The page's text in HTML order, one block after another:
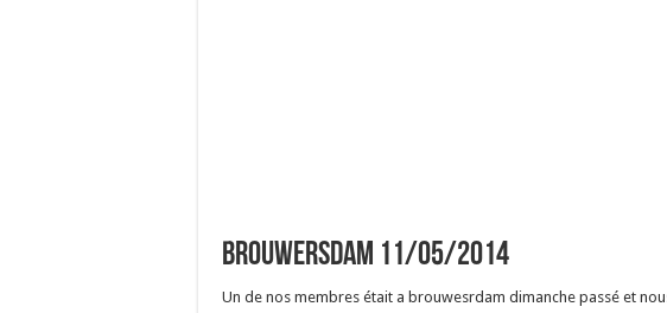
Brouwersdam 11/05/2014
Un de nos membres était a brouwesrdam dimanche passé et